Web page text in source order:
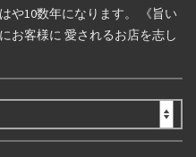
や10数年になります。 《旨い
お客様に 愛されるお店を志し